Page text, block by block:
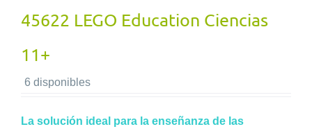
45622 LEGO Education Ciencias
11+
6 disponibles
La solución ideal para la enseñanza de las